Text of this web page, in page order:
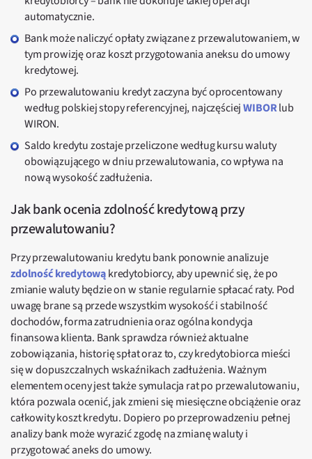
automatycznie.
Bank może naliczyć opłaty związane z przewalutowaniem, w
tym prowizję oraz koszt przygotowania aneksu do umowy
kredytowej.
Po przewalutowaniu kredyt zaczyna być oprocentowany
według polskiej stopy referencyjnej, najczęściejWIBORlub
WIRON.
Saldo kredytu zostaje przeliczone według kursu waluty
obowiązującego w dniu przewalutowania, co wpływa na
nową wysokość zadłużenia.
Jak bank ocenia zdolność kredytową przy
przewalutowaniu?
Przy przewalutowaniu kredytu bank ponownie analizuje
zdolność kredytowąkredytobiorcy, aby upewnić się, że po
zmianie waluty będzie on w stanie regularnie spłacać raty. Pod
uwagę brane są przede wszystkim wysokość i stabilność
dochodów, forma zatrudnienia oraz ogólna kondycja
finansowa klienta. Bank sprawdza również aktualne
zobowiązania, historię spłat oraz to, czy kredytobiorca mieści
się w dopuszczalnych wskaźnikach zadłużenia. Ważnym
elementem oceny jest także symulacja rat po przewalutowaniu,
która pozwala ocenić, jak zmieni się miesięczne obciążenie oraz
całkowity koszt kredytu. Dopiero po przeprowadzeniu pełnej
analizy bank może wyrazić zgodę na zmianę waluty i
przygotować aneks do umowy.